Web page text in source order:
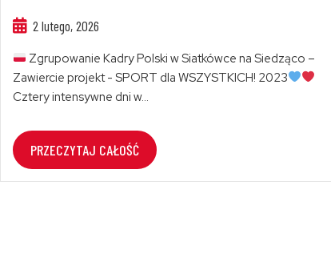
2 lutego, 2026
Zgrupowanie Kadry Polski w Siatkówce na Siedząco –
Zawiercie projekt - SPORT dla WSZYSTKICH! 2023
Cztery intensywne dni w...
PRZECZYTAJ CAŁOŚĆ